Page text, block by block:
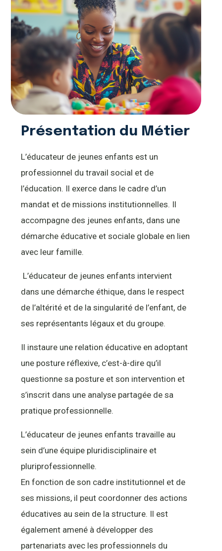
Présentation du Métier
L’éducateur de jeunes enfants est un
professionnel du travail social et de
l’éducation. Il exerce dans le cadre d’un
mandat et de missions institutionnelles. Il
accompagne des jeunes enfants, dans une
démarche éducative et sociale globale en lien
avec leur famille.
L’éducateur de jeunes enfants intervient
dans une démarche éthique, dans le respect
de l’altérité et de la singularité de l’enfant, de
ses représentants légaux et du groupe.
Il instaure une relation éducative en adoptant
une posture réflexive, c’est-à-dire qu’il
questionne sa posture et son intervention et
s’inscrit dans une analyse partagée de sa
pratique professionnelle.
L’éducateur de jeunes enfants travaille au
sein d’une équipe pluridisciplinaire et
pluriprofessionnelle.
En fonction de son cadre institutionnel et de
ses missions, il peut coordonner des actions
éducatives au sein de la structure. Il est
également amené à développer des
partenariats avec les professionnels du